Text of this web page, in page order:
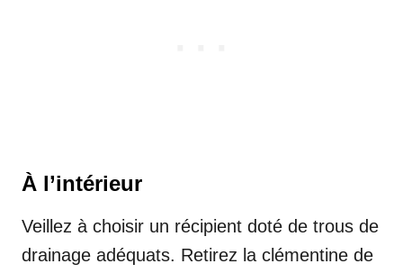
À l’intérieur
Veillez à choisir un récipient doté de trous de
drainage adéquats. Retirez la clémentine de